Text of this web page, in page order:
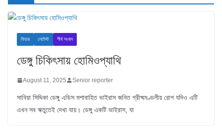
ফিচার লেটেস্ট শীর্ষ সংবাদ
ডেঙ্গু চিকিৎসায় হোমিওপ্যাথি
August 11, 2025 Senior reporter
সাবিয়া সিদ্দিকা ডেঙ্গু এডিস মশাবাহিত ভাইরাস জনিত গ্রীষ্মমণ্ডলীয় রোগ যদিও এটি
এখন সব ঋতুতেই দেখা যায়। ডেঙ্গু একটি ভাইরাস, যা